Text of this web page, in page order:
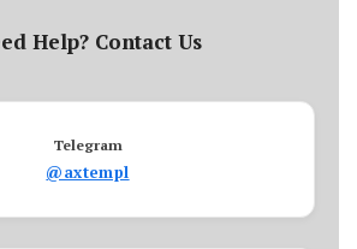
Help? Contact Us
Telegram
@axtempl